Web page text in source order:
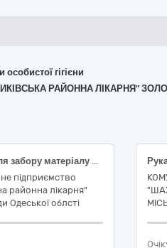
гігієни
РАЙОННА ЛІКАРНЯ"
Контейнери та пакети для забору матеріалу для аналізів, дренажі та комплекти
підприємство
районна лікарня"
Одеської облсті